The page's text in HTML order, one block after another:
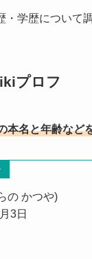
学歴について
プロフ
本名と年齢など
の かつや)
3日